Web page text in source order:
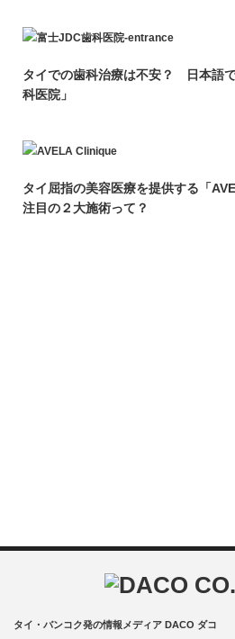
タイでの歯科治療は不安？ 日本語
科医院」
タイ屈指の美容医療を提供する「
注目の２大施術って？
タイ・バンコク発の情報メディア DACO ダコ